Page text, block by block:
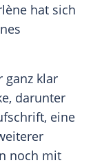
hat sich
ganz klar
darunter
eine
noch mit